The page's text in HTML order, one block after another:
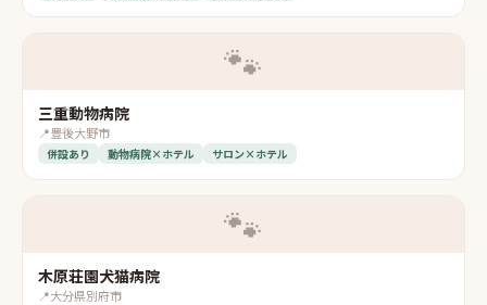
🐾
三重動物病院
📍豊後大野市
併設あり 動物病院×ホテル サロン×ホテル
🐾
木原荘園犬猫病院
📍大分県別府市